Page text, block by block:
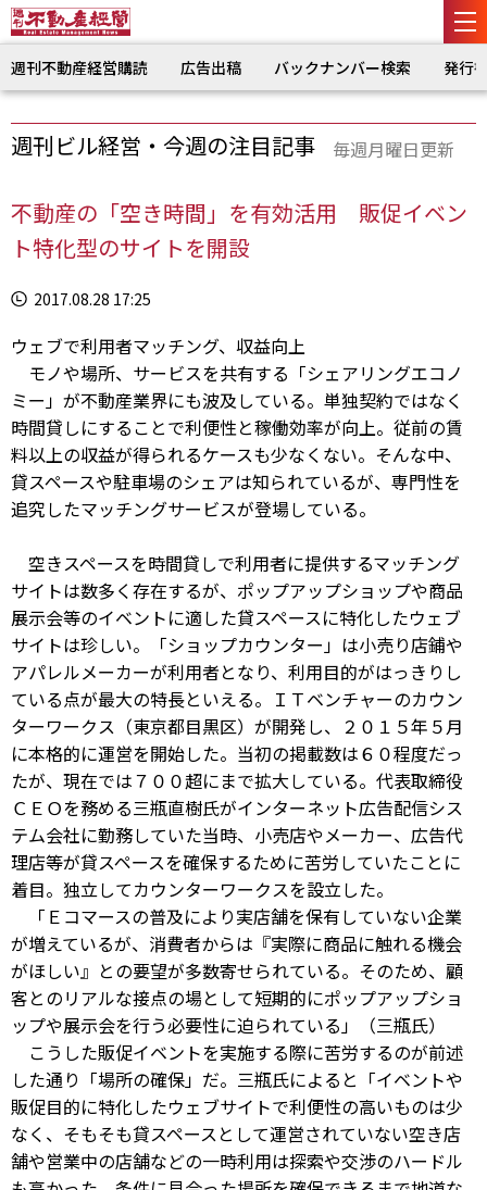
週刊不動産経営購読 広告出稿 バックナンバー検索 発行
週刊ビル経営・今週の注目記事 毎週月曜日更新
不動産の「空き時間」を有効活用 販促イベン
ト特化型のサイトを開設
2017.08.28 17:25
ウェブで利用者マッチング、収益向上
モノや場所、サービスを共有する「シェアリングエコノ
ミー」が不動産業界にも波及している。単独契約ではなく
時間貸しにすることで利便性と稼働効率が向上。従前の賃
料以上の収益が得られるケースも少なくない。そんな中、
貸スペースや駐車場のシェアは知られているが、専門性を
追究したマッチングサービスが登場している。
空きスペースを時間貸しで利用者に提供するマッチング
サイトは数多く存在するが、ポップアップショップや商品
展示会等のイベントに適した貸スペースに特化したウェブ
サイトは珍しい。「ショップカウンター」は小売り店鋪や
アパレルメーカーが利用者となり、利用目的がはっきりし
ている点が最大の特長といえる。ＩＴベンチャーのカウン
ターワークス（東京都目黒区）が開発し、２０１５年５月
に本格的に運営を開始した。当初の掲載数は６０程度だっ
たが、現在では７００超にまで拡大している。代表取締役
ＣＥＯを務める三瓶直樹氏がインターネット広告配信シス
テム会社に勤務していた当時、小売店やメーカー、広告代
理店等が貸スペースを確保するために苦労していたことに
着目。独立してカウンターワークスを設立した。
「Ｅコマースの普及により実店舗を保有していない企業
が増えているが、消費者からは『実際に商品に触れる機会
がほしい』との要望が多数寄せられている。そのため、顧
客とのリアルな接点の場として短期的にポップアップショ
ップや展示会を行う必要性に迫られている」（三瓶氏）
こうした販促イベントを実施する際に苦労するのが前述
した通り「場所の確保」だ。三瓶氏によると「イベントや
販促目的に特化したウェブサイトで利便性の高いものは少
なく、そもそも貸スペースとして運営されていない空き店
舗や営業中の店舗などの一時利用は探索や交渉のハードル